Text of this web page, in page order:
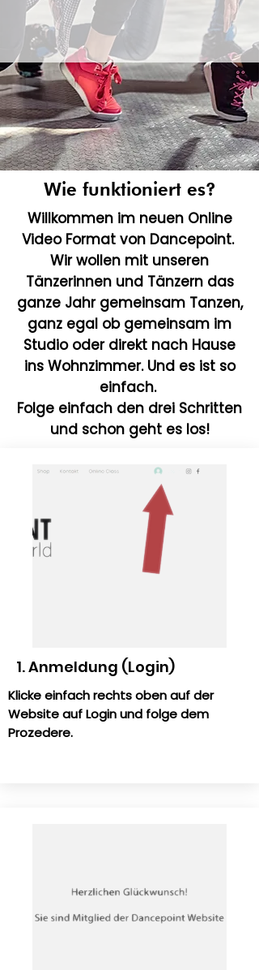
Wie funktioniert es?
Willkommen im neuen Online
Video Format von Dancepoint.
Wir wollen mit unseren
Tänzerinnen und Tänzern das
ganze Jahr gemeinsam Tanzen,
ganz egal ob gemeinsam im
Studio oder direkt nach Hause
ins Wohnzimmer. Und es ist so
einfach.
Folge einfach den drei Schritten
und schon geht es los!
1. Anmeldung (Login)
Klicke einfach rechts oben auf der
Website auf Login und folge dem
Prozedere.